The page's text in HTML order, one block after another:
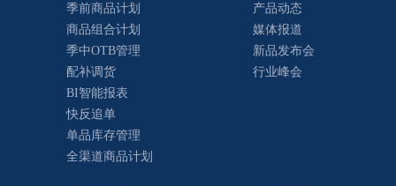
季前商品计划
商品组合计划
季中OTB管理
配补调货
BI智能报表
快反追单
单品库存管理
全渠道商品计划
产品动态
媒体报道
新品发布会
行业峰会